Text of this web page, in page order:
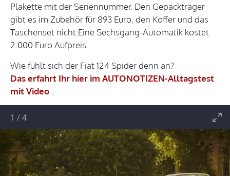
Plakette mit der Seriennummer. Den Gepäckträger
gibt es im Zubehör für 893 Euro, den Koffer und das
Taschenset nicht.Eine Sechsgang-Automatik kostet
2.000 Euro Aufpreis.
Wie fühlt sich der Fiat 124 Spider denn an?
Das erfahrt Ihr hier im AUTONOTIZEN-Alltagstest
mit Video .
1 /4